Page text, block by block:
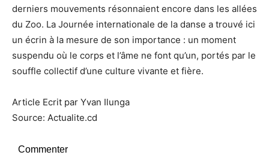
derniers mouvements résonnaient encore dans les allées
du Zoo. La Journée internationale de la danse a trouvé ici
un écrin à la mesure de son importance : un moment
suspendu où le corps et l’âme ne font qu’un, portés par le
souffle collectif d’une culture vivante et fière.
Article Ecrit par Yvan Ilunga
Source: Actualite.cd
Commenter